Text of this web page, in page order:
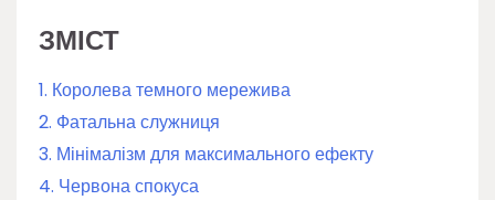
ЗМІСТ
1. Королева темного мережива
2. Фатальна служниця
3. Мінімалізм для максимального ефекту
4. Червона спокуса